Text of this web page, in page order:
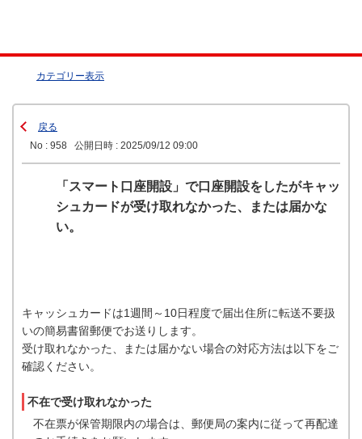
カテゴリー表示
戻る
No : 958
公開日時 : 2025/09/12 09:00
「スマート口座開設」で口座開設をしたがキャッ
シュカードが受け取れなかった、または届かな
い。
キャッシュカードは1週間～10日程度で届出住所に転送不要扱
いの簡易書留郵便でお送りします。
受け取れなかった、または届かない場合の対応方法は以下をご
確認ください。
不在で受け取れなかった
不在票が保管期限内の場合は、郵便局の案内に従って再配達